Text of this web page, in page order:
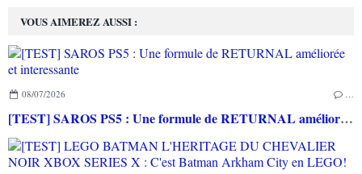
VOUS AIMEREZ AUSSI :
08/07/2026
[TEST] SAROS PS5 : Une formule de RETURNAL améliorée et interessante